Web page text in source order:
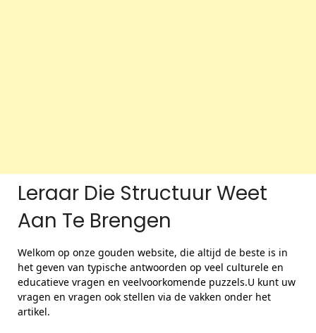
Leraar Die Structuur Weet
Aan Te Brengen
Welkom op onze gouden website, die altijd de beste is in
het geven van typische antwoorden op veel culturele en
educatieve vragen en veelvoorkomende puzzels.U kunt uw
vragen en vragen ook stellen via de vakken onder het
artikel.